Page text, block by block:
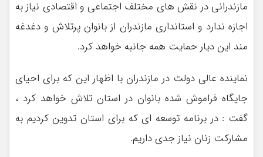
مازندرانی در نقش های مختلف اجتماعی و اقتصادی نیاز به
اجازه ندارد و استانداری مازندران از بانوان پرتلاش و دغدغه
مند این دیار حمایت همه جانبه خواهد کرد.
نماینده عالی دولت در مازندران با اظهار این که برای احیای
جایگاه فراموش شده بانوان در استان تلاش خواهد کرد ،
گفت : در برنامه توسعه ای که برای استان تدوین کردیم به
مشارکت زنان نیاز جدی داریم.